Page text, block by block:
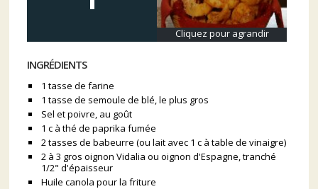
Cliquez pour agrandir
INGRÉDIENTS
1 tasse de farine
1 tasse de semoule de blé, le plus gros
Sel et poivre, au goût
1 c à thé de paprika fumée
2 tasses de babeurre (ou lait avec 1 c à table de vinaigre)
2 à 3 gros oignon Vidalia ou oignon d'Espagne, tranché
1/2" d'épaisseur
Huile canola pour la friture